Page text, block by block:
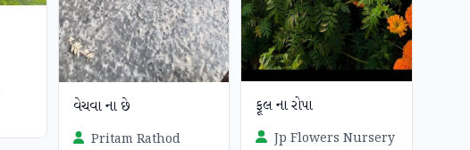
વેચવા ના છે
Pritam Rathod
ફૂલ ના રોપા
Jp Flowers Nursery